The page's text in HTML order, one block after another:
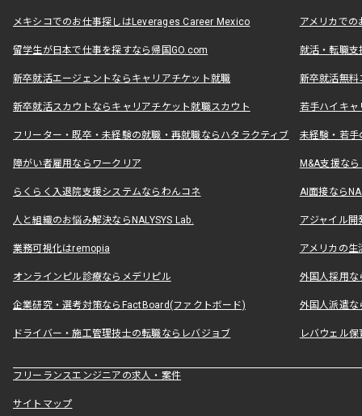
メキシコでのお仕事探しはLeverages Career Mexico アメリカで
留学生が日本で仕事を探すなら帰国GO.com 就活・転職
新卒就活エージェントならキャリアチケット就職 新卒就活無料
新卒就活スカウトならキャリアチケット就職スカウト 若手ハイキ
フリーター・既卒・未経験の就職・再就職ならハタラクティブ 未経験・若手
障がい者雇用ならワークリア M&A支援な
らくらく入退院支援システムならわんコネ AI面接なら
人と組織のお悩み解決ならNALYSYS Lab. アジャイル
業務可視化はremopia アメリカの
オンラインピル診療ならメデリピル 外国人採用
企業研究・選考対策ならFactBoard(ファクトボード) 外国人派遣な
ドライバー・施工管理技士の転職ならレバジョブ レバウェル
フリーランスエンジニアの求人・案件
サイトマップ